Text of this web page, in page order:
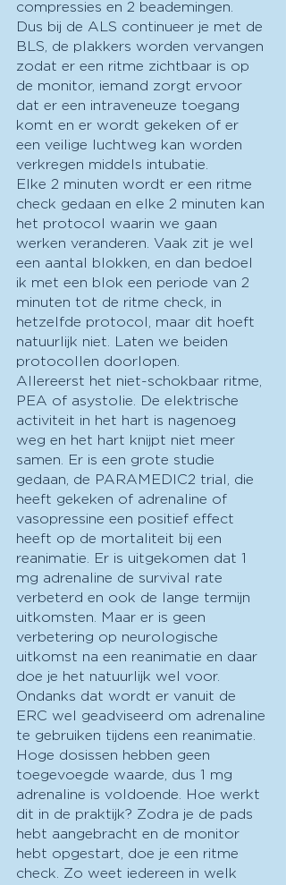
compressies en 2 beademingen.
Dus bij de ALS continueer je met de
BLS, de plakkers worden vervangen
zodat er een ritme zichtbaar is op
de monitor, iemand zorgt ervoor
dat er een intraveneuze toegang
komt en er wordt gekeken of er
een veilige luchtweg kan worden
verkregen middels intubatie.
Elke 2 minuten wordt er een ritme
check gedaan en elke 2 minuten kan
het protocol waarin we gaan
werken veranderen. Vaak zit je wel
een aantal blokken, en dan bedoel
ik met een blok een periode van 2
minuten tot de ritme check, in
hetzelfde protocol, maar dit hoeft
natuurlijk niet. Laten we beiden
protocollen doorlopen.
Allereerst het niet-schokbaar ritme,
PEA of asystolie. De elektrische
activiteit in het hart is nagenoeg
weg en het hart knijpt niet meer
samen. Er is een grote studie
gedaan, de PARAMEDIC2 trial, die
heeft gekeken of adrenaline of
vasopressine een positief effect
heeft op de mortaliteit bij een
reanimatie. Er is uitgekomen dat 1
mg adrenaline de survival rate
verbeterd en ook de lange termijn
uitkomsten. Maar er is geen
verbetering op neurologische
uitkomst na een reanimatie en daar
doe je het natuurlijk wel voor.
Ondanks dat wordt er vanuit de
ERC wel geadviseerd om adrenaline
te gebruiken tijdens een reanimatie.
Hoge dosissen hebben geen
toegevoegde waarde, dus 1 mg
adrenaline is voldoende. Hoe werkt
dit in de praktijk? Zodra je de pads
hebt aangebracht en de monitor
hebt opgestart, doe je een ritme
check. Zo weet iedereen in welk